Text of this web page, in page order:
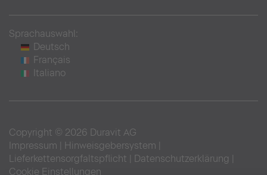
Sprachauswahl:
Deutsch
Français
Italiano
Copyright © 2026 Duravit AG
Impressum
Hinweisgebersystem
Lieferkettensorgfaltspflicht
Datenschutzerklärung
Cookie Einstellungen